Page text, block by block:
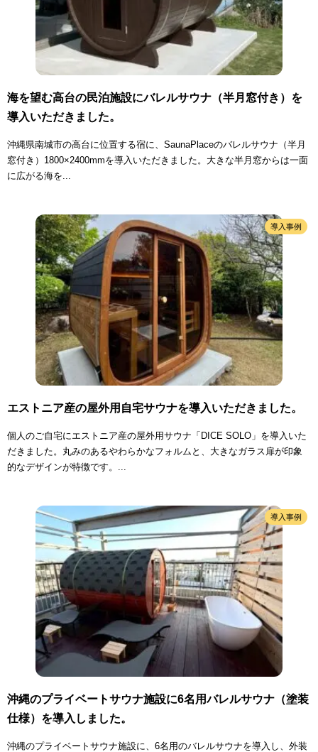
海を望む高台の民泊施設にバレルサウナ（半月窓付き）を
導入いただきました。
沖縄県南城市の高台に位置する宿に、SaunaPlaceのバレルサウナ（半月
窓付き）1800×2400mmを導入いただきました。大きな半月窓からは一面
に広がる海を...
導入事例
エストニア産の屋外用自宅サウナを導入いただきました。
個人のご自宅にエストニア産の屋外用サウナ「DICE SOLO」を導入いた
だきました。丸みのあるやわらかなフォルムと、大きなガラス扉が印象
的なデザインが特徴です。...
導入事例
沖縄のプライベートサウナ施設に6名用バレルサウナ（塗装
仕様）を導入しました。
沖縄のプライベートサウナ施設に、6名用のバレルサウナを導入し、外装